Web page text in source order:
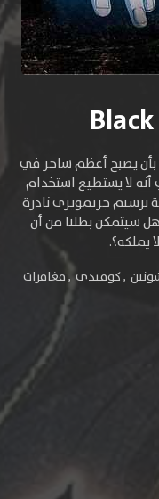
يصبح أعظم ساحر في
لا يستطيع استخدام
برسيم جريمويري نادرة
هل سيتمكن بطلنا من أن
يملكه؟.
,كوميدي ,مغامرات